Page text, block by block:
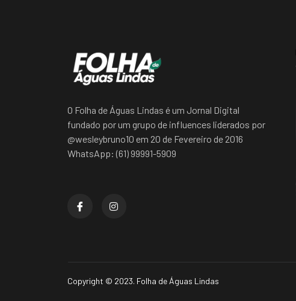
O Folha de Águas Lindas é um Jornal Digital
fundado por um grupo de influences liderados por
@wesleybruno10 em 20 de Fevereiro de 2016
WhatsApp: (61) 99991-5909
Copyright © 2023. Folha de Águas Lindas